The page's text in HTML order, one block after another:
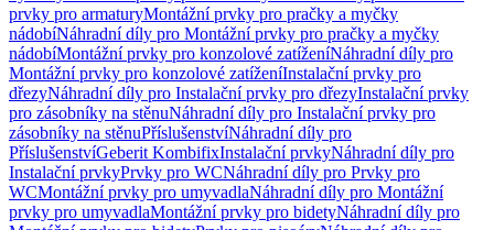
prvky pro armaturyMontážní prvky pro pračky a myčky
nádobíNáhradní díly pro Montážní prvky pro pračky a myčky
nádobíMontážní prvky pro konzolové zatíženíNáhradní díly pro
Montážní prvky pro konzolové zatíženíInstalační prvky pro
dřezyNáhradní díly pro Instalační prvky pro dřezyInstalační prvky
pro zásobníky na stěnuNáhradní díly pro Instalační prvky pro
zásobníky na stěnuPříslušenstvíNáhradní díly pro
PříslušenstvíGeberit KombifixInstalační prvkyNáhradní díly pro
Instalační prvkyPrvky pro WCNáhradní díly pro Prvky pro
WCMontážní prvky pro umyvadlaNáhradní díly pro Montážní
prvky pro umyvadlaMontážní prvky pro bidetyNáhradní díly pro